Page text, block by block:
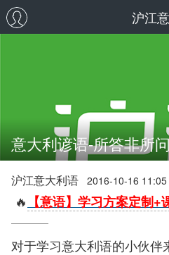
沪江
意大利谚语-所答非所
沪江意大利语 2016-10-16 11:05
🔥 【意语】学习方案定制+
对于学习意大利语的小伙